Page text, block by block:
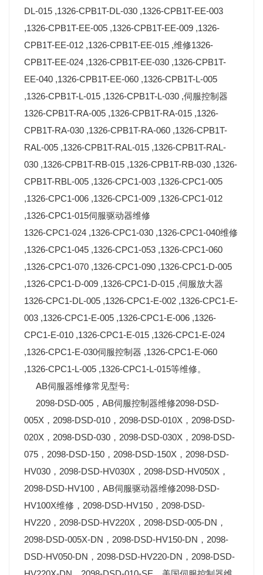
DL-015 ,1326-CPB1T-DL-030 ,1326-CPB1T-EE-003
,1326-CPB1T-EE-005 ,1326-CPB1T-EE-009 ,1326-
CPB1T-EE-012 ,1326-CPB1T-EE-015 ,维修1326-
CPB1T-EE-024 ,1326-CPB1T-EE-030 ,1326-CPB1T-
EE-040 ,1326-CPB1T-EE-060 ,1326-CPB1T-L-005
,1326-CPB1T-L-015 ,1326-CPB1T-L-030 ,伺服控制器
1326-CPB1T-RA-005 ,1326-CPB1T-RA-015 ,1326-
CPB1T-RA-030 ,1326-CPB1T-RA-060 ,1326-CPB1T-
RAL-005 ,1326-CPB1T-RAL-015 ,1326-CPB1T-RAL-
030 ,1326-CPB1T-RB-015 ,1326-CPB1T-RB-030 ,1326-
CPB1T-RBL-005 ,1326-CPC1-003 ,1326-CPC1-005
,1326-CPC1-006 ,1326-CPC1-009 ,1326-CPC1-012
,1326-CPC1-015伺服驱动器维修
1326-CPC1-024 ,1326-CPC1-030 ,1326-CPC1-040维修
,1326-CPC1-045 ,1326-CPC1-053 ,1326-CPC1-060
,1326-CPC1-070 ,1326-CPC1-090 ,1326-CPC1-D-005
,1326-CPC1-D-009 ,1326-CPC1-D-015 ,伺服放大器
1326-CPC1-DL-005 ,1326-CPC1-E-002 ,1326-CPC1-E-
003 ,1326-CPC1-E-005 ,1326-CPC1-E-006 ,1326-
CPC1-E-010 ,1326-CPC1-E-015 ,1326-CPC1-E-024
,1326-CPC1-E-030伺服控制器 ,1326-CPC1-E-060
,1326-CPC1-L-005 ,1326-CPC1-L-015等维修。
AB伺服器维修常见型号:
2098-DSD-005，AB伺服控制器维修2098-DSD-
005X，2098-DSD-010，2098-DSD-010X，2098-DSD-
020X，2098-DSD-030，2098-DSD-030X，2098-DSD-
075，2098-DSD-150，2098-DSD-150X，2098-DSD-
HV030，2098-DSD-HV030X，2098-DSD-HV050X，
2098-DSD-HV100，AB伺服驱动器维修2098-DSD-
HV100X维修，2098-DSD-HV150，2098-DSD-
HV220，2098-DSD-HV220X，2098-DSD-005-DN，
2098-DSD-005X-DN，2098-DSD-HV150-DN，2098-
DSD-HV050-DN，2098-DSD-HV220-DN，2098-DSD-